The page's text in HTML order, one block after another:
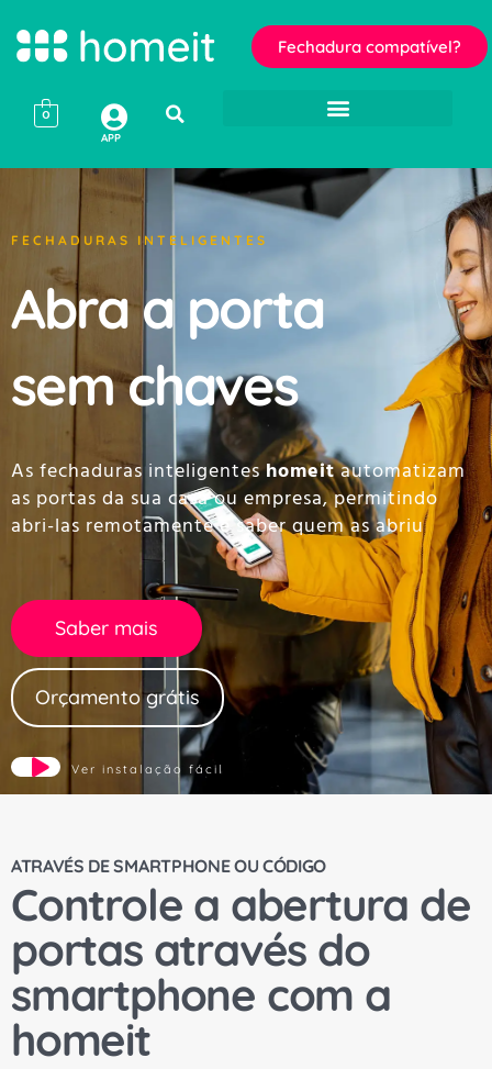
Fechadura compatível?
0
APP
FECHADURAS INTELIGENTES
Abra a porta
sem chaves
As fechaduras inteligenteshomeitautomatizam
as portas da sua casa ou empresa, permitindo
abri-las remotamente e saber quem as abriu
Saber mais
Orçamento grátis
Ver instalação fácil
ATRAVÉS DE SMARTPHONE OU CÓDIGO
Controle a abertura de
portas através do
smartphone com a
homeit